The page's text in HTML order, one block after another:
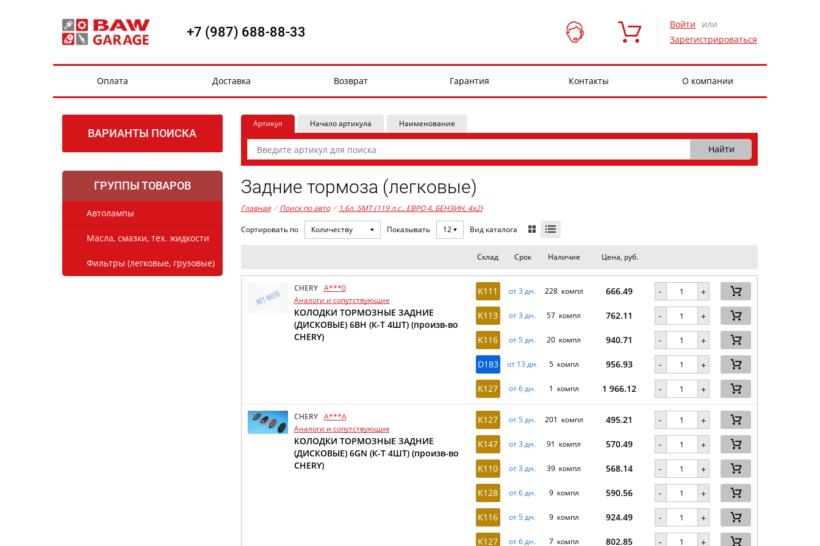
+7 (987) 688-88-33 Войти
или
Зарегистрироваться
Оплата Доставка Возврат Гарантия Контакты О компании
ВАРИАНТЫ ПОИСКА
ГРУППЫ ТОВАРОВ
Автолампы
Масла, смазки, тех. жидкости
Фильтры (легковые, грузовые)
Артикул Начало артикула Наименование
Задние тормоза (легковые)
Главная / Поиск по авто / 1,6л. 5MT (119 л.с., ЕВРО 4, БЕНЗИН, 4x2)
Сортировать по Количеству Показывать 12 Вид каталога
Склад Срок Наличие Цена, руб.
CHERY
A***0
Аналоги и сопутствующие
КОЛОДКИ ТОРМОЗНЫЕ ЗАДНИЕ
(ДИСКОВЫЕ) 6BH (К-Т 4ШТ) (произв-во
CHERY)
K111 от 3 дн. 228 компл 666.49 - +
K113 от 3 дн. 57 компл 762.11 - +
K116 от 5 дн. 20 компл 940.71 - +
D183 от 13 дн. 5 компл 956.93 - +
K127 от 6 дн. 1 компл 1 966.12 - +
CHERY
A***A
Аналоги и сопутствующие
КОЛОДКИ ТОРМОЗНЫЕ ЗАДНИЕ
(ДИСКОВЫЕ) 6GN (К-Т 4ШТ) (произв-во
CHERY)
K127 от 5 дн. 201 компл 495.21 - +
K147 от 3 дн. 91 компл 570.49 - +
K110 от 3 дн. 39 компл 568.14 - +
K128 от 6 дн. 9 компл 590.56 - +
K116 от 5 дн. 9 компл 924.49 - +
K127 от 6 дн. 7 компл 802.85 - +